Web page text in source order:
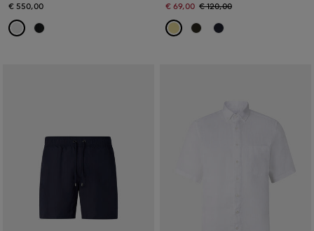
€ 550,00
€ 69,00 € 120,00